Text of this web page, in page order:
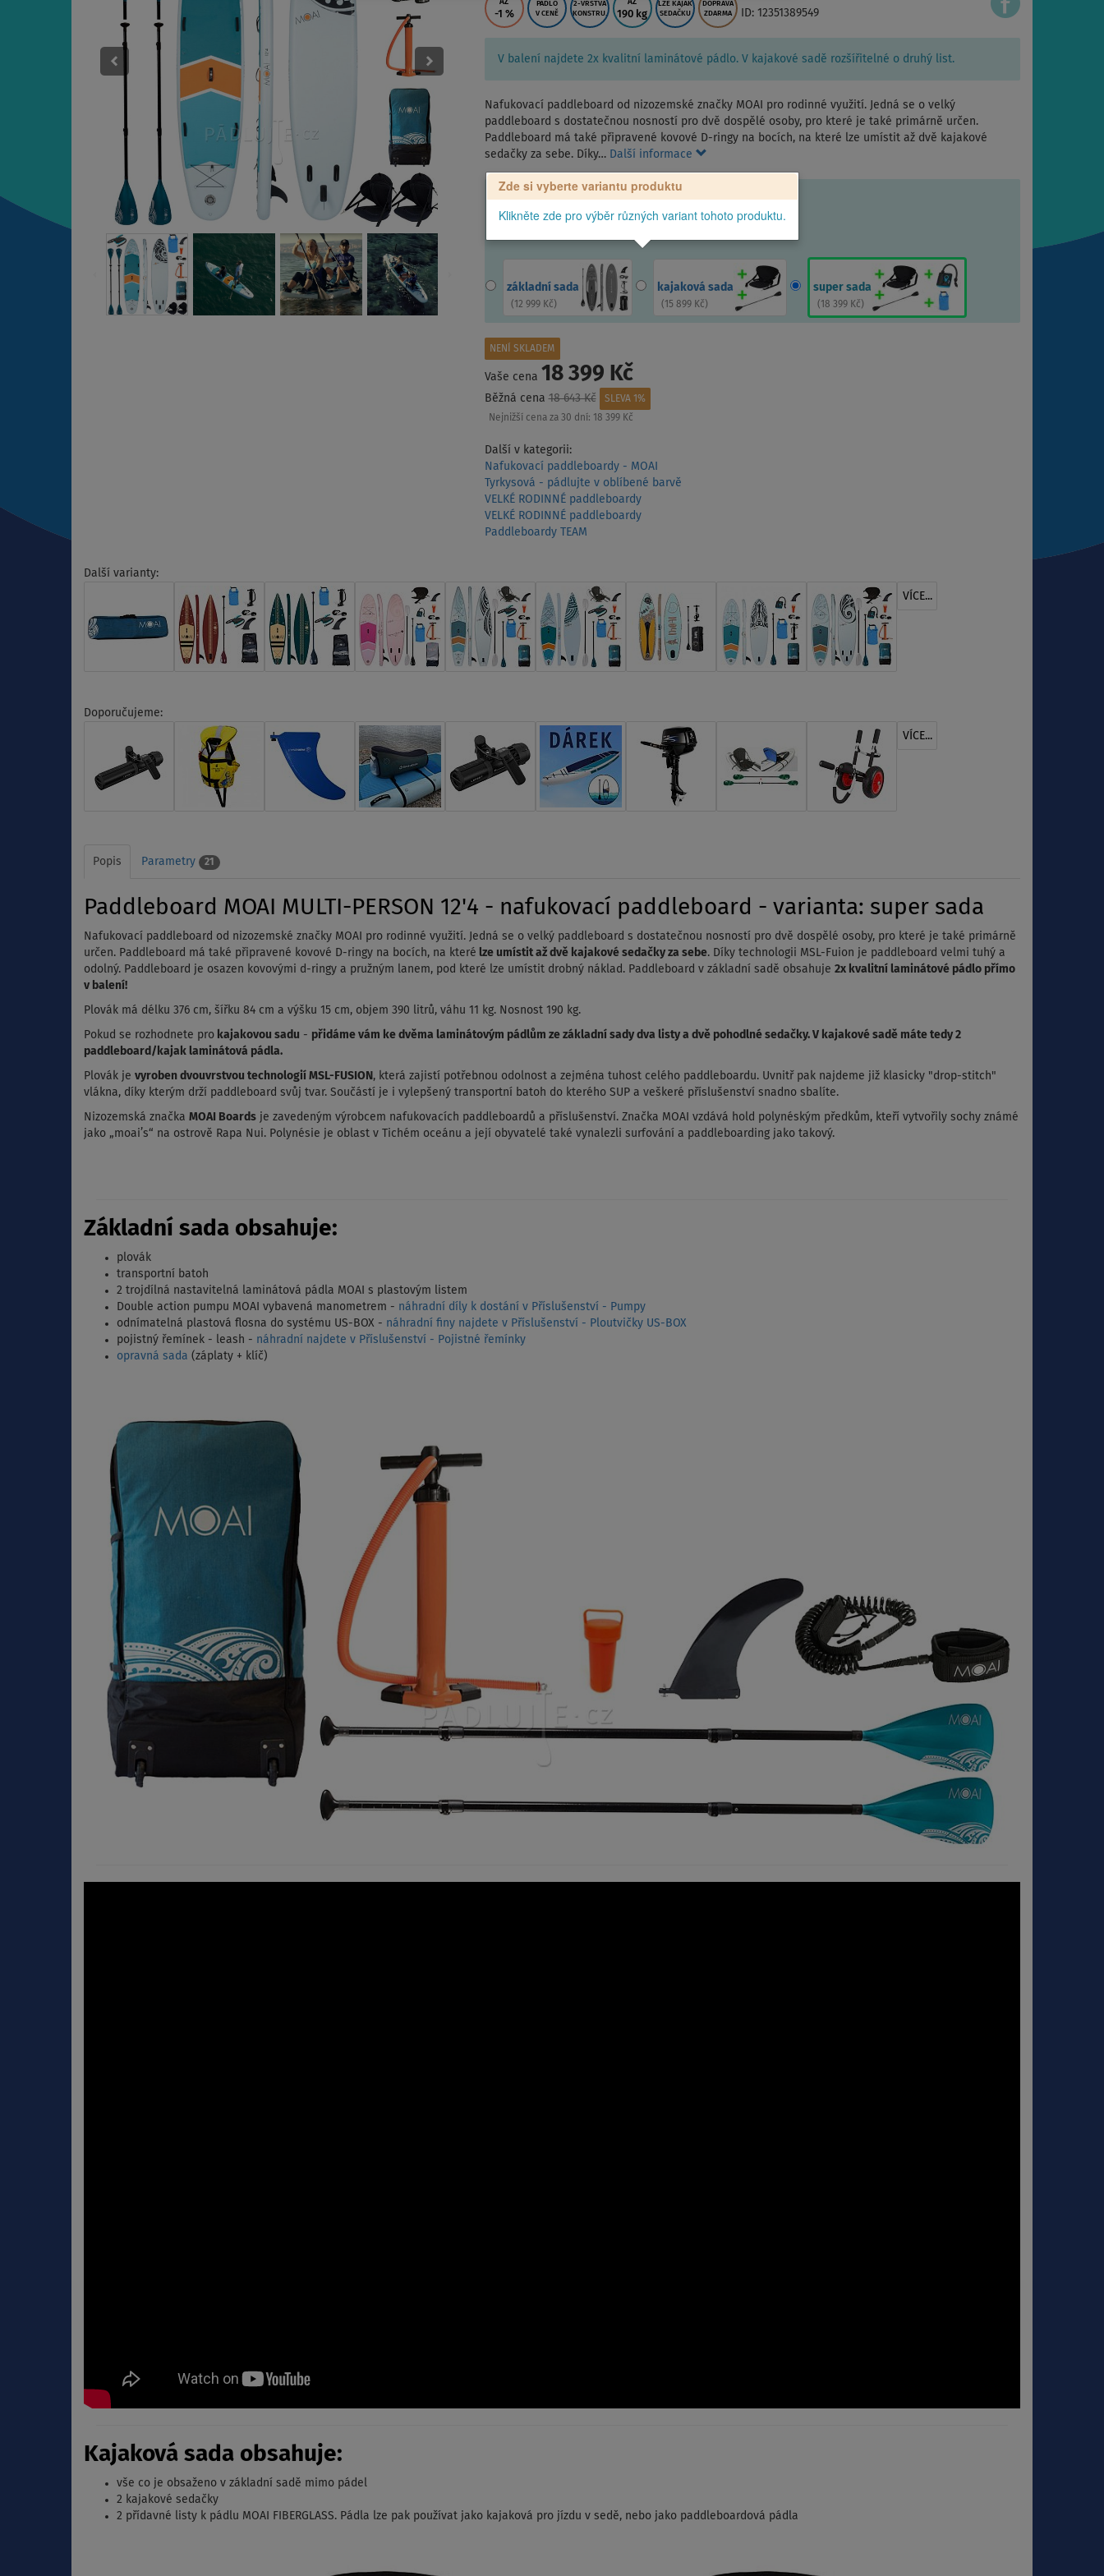
AŽ
-1 %
PÁDLO
V CENĚ
2-VRSTVÁ
KONSTRU.
AŽ
190 kg
LZE KAJAK
SEDAČKU
DOPRAVA
ZDARMA
ID: 12351389549
V balení najdete 2x kvalitní laminátové pádlo. V kajakové sadě rozšířitelné o druhý list.
Nafukovací paddleboard od nizozemské značky MOAI pro rodinné využití. Jedná se o velký
paddleboard s dostatečnou nosností pro dvě dospělé osoby, pro které je také primárně určen.
Paddleboard má také připravené kovové D-ringy na bocích, na které lze umístit až dvě kajakové
sedačky za sebe. Díky… Další informace
Zde si vyberte variantu produktu
Klikněte zde pro výběr různých variant tohoto produktu.
základní sada
( 12 999 Kč)
kajaková sada
( 15 899 Kč)
super sada
( 18 399 Kč)
NENÍ SKLADEM
Vaše cena 18 399 Kč
Běžná cena18 643 Kč
SLEVA 1%
Nejnižší cena za 30 dní:
18 399 Kč
Další v kategorii:
Nafukovací paddleboardy - MOAI
Tyrkysová - pádlujte v oblíbené barvě
VELKÉ RODINNÉ paddleboardy
VELKÉ RODINNÉ paddleboardy
Paddleboardy TEAM
Další varianty:
VÍCE...
Doporučujeme:
VÍCE...
Popis Parametry 21
Paddleboard MOAI MULTI-PERSON 12'4 - nafukovací paddleboard - varianta: super sada
Nafukovací paddleboard od nizozemské značky MOAI pro rodinné využití. Jedná se o velký paddleboard s dostatečnou nosností pro dvě dospělé osoby, pro které je také primárně
určen. Paddleboard má také připravené kovové D-ringy na bocích, na které lze umístit až dvě kajakové sedačky za sebe. Díky technologii MSL-Fuion je paddleboard velmi tuhý a
odolný. Paddleboard je osazen kovovými d-ringy a pružným lanem, pod které lze umístit drobný náklad. Paddleboard v základní sadě obsahuje 2x kvalitní laminátové pádlo přímo
v balení!
Plovák má délku 376 cm, šířku 84 cm a výšku 15 cm, objem 390 litrů, váhu 11 kg. Nosnost 190 kg.
Pokud se rozhodnete pro kajakovou sadu - přidáme vám ke dvěma laminátovým pádlům ze základní sady dva listy a dvě pohodlné sedačky. V kajakové sadě máte tedy 2
paddleboard/kajak laminátová pádla.
Plovák je vyroben dvouvrstvou technologií MSL-FUSION , která zajistí potřebnou odolnost a zejména tuhost celého paddleboardu. Uvnitř pak najdeme již klasicky "drop-stitch"
vlákna, díky kterým drží paddleboard svůj tvar. Součástí je i vylepšený transportní batoh do kterého SUP a veškeré příslušenství snadno sbalíte.
Nizozemská značka MOAI Boards je zavedeným výrobcem nafukovacích paddleboardů a příslušenství. Značka MOAI vzdává hold polynéským předkům, kteří vytvořily sochy známé
jako „moai’s“ na ostrově Rapa Nui. Polynésie je oblast v Tichém oceánu a její obyvatelé také vynalezli surfování a paddleboarding jako takový.
Základní sada obsahuje:
plovák
transportní batoh
2 trojdílná nastavitelná laminátová pádla MOAI s plastovým listem
Double action pumpu MOAI vybavená manometrem - náhradní díly k dostání v Příslušenství - Pumpy
odnímatelná plastová flosna do systému US-BOX - náhradní finy najdete v Příslušenství - Ploutvičky US-BOX
pojistný řemínek - leash - náhradní najdete v Příslušenství - Pojistné řemínky
opravná sada (záplaty + klíč)
Kajaková sada obsahuje:
vše co je obsaženo v základní sadě mimo pádel
2 kajakové sedačky
2 přídavné listy k pádlu MOAI FIBERGLASS. Pádla lze pak používat jako kajaková pro jízdu v sedě, nebo jako paddleboardová pádla